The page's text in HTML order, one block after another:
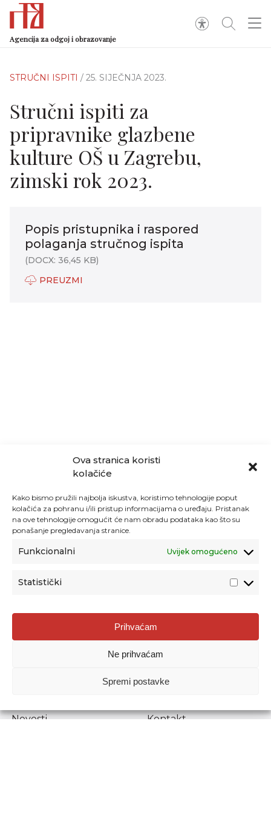
Ova stranica koristi
kolačiće
Kako bismo pružili najbolja iskustva, koristimo tehnologije poput
kolačića za pohranu i/ili pristup informacijama o uređaju. Pristanak
na ove tehnologije omogućit će nam obradu podataka kao što su
ponašanje pregledavanja stranice.
Funkcionalni Uvijek omogućeno
Statistički
Prihvaćam
Ne prihvaćam
Spremi postavke
Agencija za odgoj i obrazovanje
STRUČNI ISPITI / 25. SIJEČNJA 2023.
Stručni ispiti za
pripravnike glazbene
kulture OŠ u Zagrebu,
zimski rok 2023.
Popis pristupnika i raspored
polaganja stručnog ispita
(DOCX: 36,45 KB)
PREUZMI
Agencija za odgoj i obrazovanje
Donje Svetice 38, 10000 Zagreb
1778129
Prenošenje sadržaja dopušteno je uz navođenje izvora.
Novosti
Kontakt